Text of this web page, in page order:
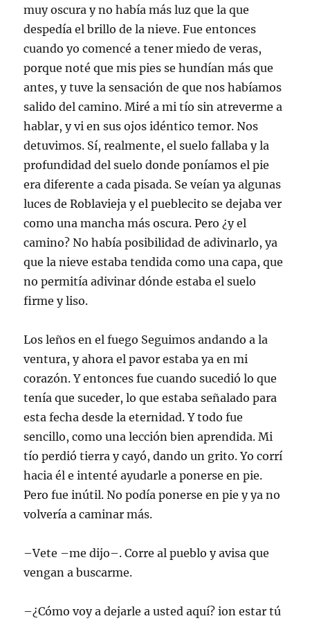
muy oscura y no había más luz que la que
despedía el brillo de la nieve. Fue entonces
cuando yo comencé a tener miedo de veras,
porque noté que mis pies se hundían más que
antes, y tuve la sensación de que nos habíamos
salido del camino. Miré a mi tío sin atreverme a
hablar, y vi en sus ojos idéntico temor. Nos
detuvimos. Sí, realmente, el suelo fallaba y la
profundidad del suelo donde poníamos el pie
era diferente a cada pisada. Se veían ya algunas
luces de Roblavieja y el pueblecito se dejaba ver
como una mancha más oscura. Pero ¿y el
camino? No había posibilidad de adivinarlo, ya
que la nieve estaba tendida como una capa, que
no permitía adivinar dónde estaba el suelo
firme y liso.
Los leños en el fuego Seguimos andando a la
ventura, y ahora el pavor estaba ya en mi
corazón. Y entonces fue cuando sucedió lo que
tenía que suceder, lo que estaba señalado para
esta fecha desde la eternidad. Y todo fue
sencillo, como una lección bien aprendida. Mi
tío perdió tierra y cayó, dando un grito. Yo corrí
hacia él e intenté ayudarle a ponerse en pie.
Pero fue inútil. No podía ponerse en pie y ya no
volvería a caminar más.
–Vete –me dijo–. Corre al pueblo y avisa que
vengan a buscarme.
–¿Cómo voy a dejarle a usted aquí? ion estar tú